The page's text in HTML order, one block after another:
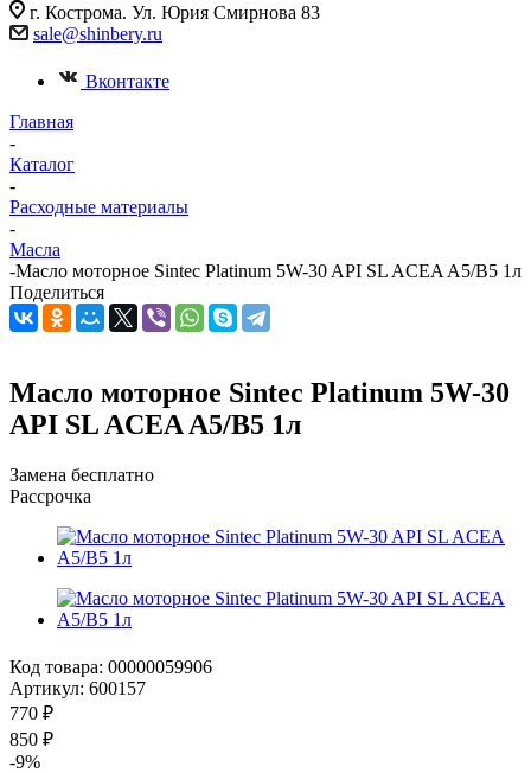
г. Кострома. Ул. Юрия Смирнова 83
sale@shinbery.ru
Вконтакте
Главная
-
Каталог
-
Расходные материалы
-
Масла
-Масло моторное Sintec Platinum 5W-30 API SL ACEA A5/B5 1л
Поделиться
Масло моторное Sintec Platinum 5W-30
API SL ACEA A5/B5 1л
Замена бесплатно
Рассрочка
Код товара: 00000059906
Артикул: 600157
770 ₽
850 ₽
-9%